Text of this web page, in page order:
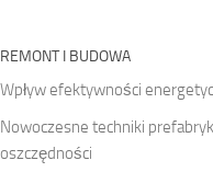
REMONT I BUDOWA
Wpływ efektywności
Nowoczesne techniki
oszczędności